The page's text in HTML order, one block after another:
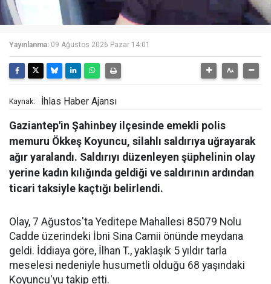
Yayınlanma: 09 Ağustos 2026 Pazar 14:01
Kaynak: İhlas Haber Ajansı
Gaziantep'in Şahinbey ilçesinde emekli polis
memuru Ökkeş Koyuncu, silahlı saldırıya uğrayarak
ağır yaralandı. Saldırıyı düzenleyen şüphelinin olay
yerine kadın kılığında geldiği ve saldırının ardından
ticari taksiyle kaçtığı belirlendi.
Olay, 7 Ağustos'ta Yeditepe Mahallesi 85079 Nolu
Cadde üzerindeki İbni Sina Camii önünde meydana
geldi. İddiaya göre, İlhan T., yaklaşık 5 yıldır tarla
meselesi nedeniyle husumetli olduğu 68 yaşındaki
Koyuncu'yu takip etti.